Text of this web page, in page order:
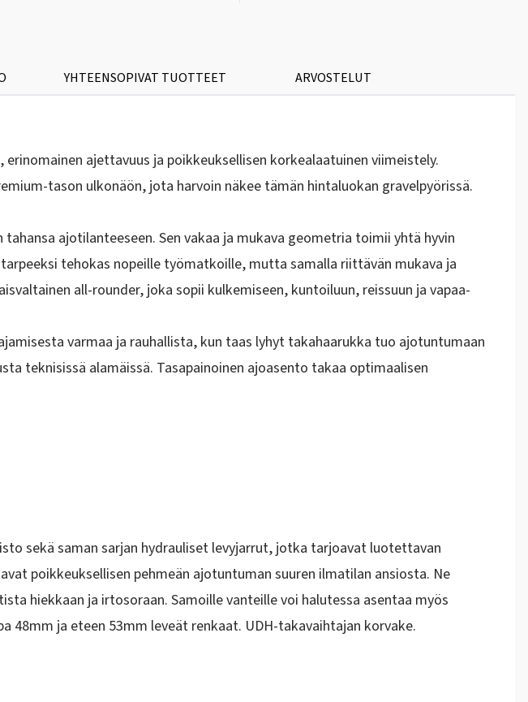
YHTEENSOPIVAT TUOTTEET ARVOSTELUT
ajettavuus ja poikkeuksellisen korkealaatuinen viimeistely.
tason ulkonäön, jota harvoin näkee tämän hintaluokan gravelpyörissä.
ajotilanteeseen. Sen vakaa ja mukava geometria toimii yhtä hyvin
tehokas nopeille työmatkoille, mutta samalla riittävän mukava ja
all-rounder, joka sopii kulkemiseen, kuntoiluun, reissuun ja vapaa-
varmaa ja rauhallista, kun taas lyhyt takahaarukka tuo ajotuntumaan
teknisissä alamäissä. Tasapainoinen ajoasento takaa optimaalisen
sekä saman sarjan hydrauliset levyjarrut, jotka tarjoavat luotettavan
poikkeuksellisen pehmeän ajotuntuman suuren ilmatilan ansiosta. Ne
hiekkaan ja irtosoraan. Samoille vanteille voi halutessa asentaa myös
48mm ja eteen 53mm leveät renkaat. UDH-takavaihtajan korvake.